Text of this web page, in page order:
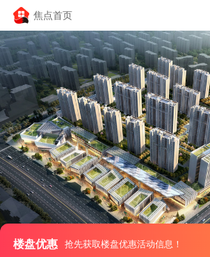
焦点首页
楼盘优惠 抢先获取楼盘优惠活动信息！